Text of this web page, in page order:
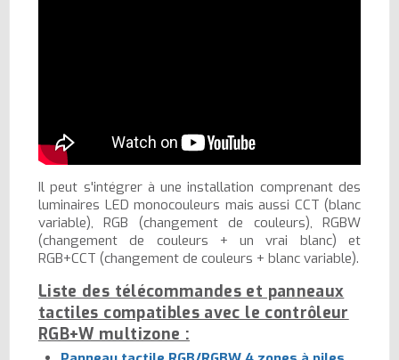
Il peut s'intégrer à une installation comprenant des
luminaires LED monocouleurs mais aussi CCT (blanc
variable), RGB (changement de couleurs), RGBW
(changement de couleurs + un vrai blanc) et
RGB+CCT (changement de couleurs + blanc variable).
Liste des télécommandes et panneaux
tactiles compatibles avec le contrôleur
RGB+W multizone :